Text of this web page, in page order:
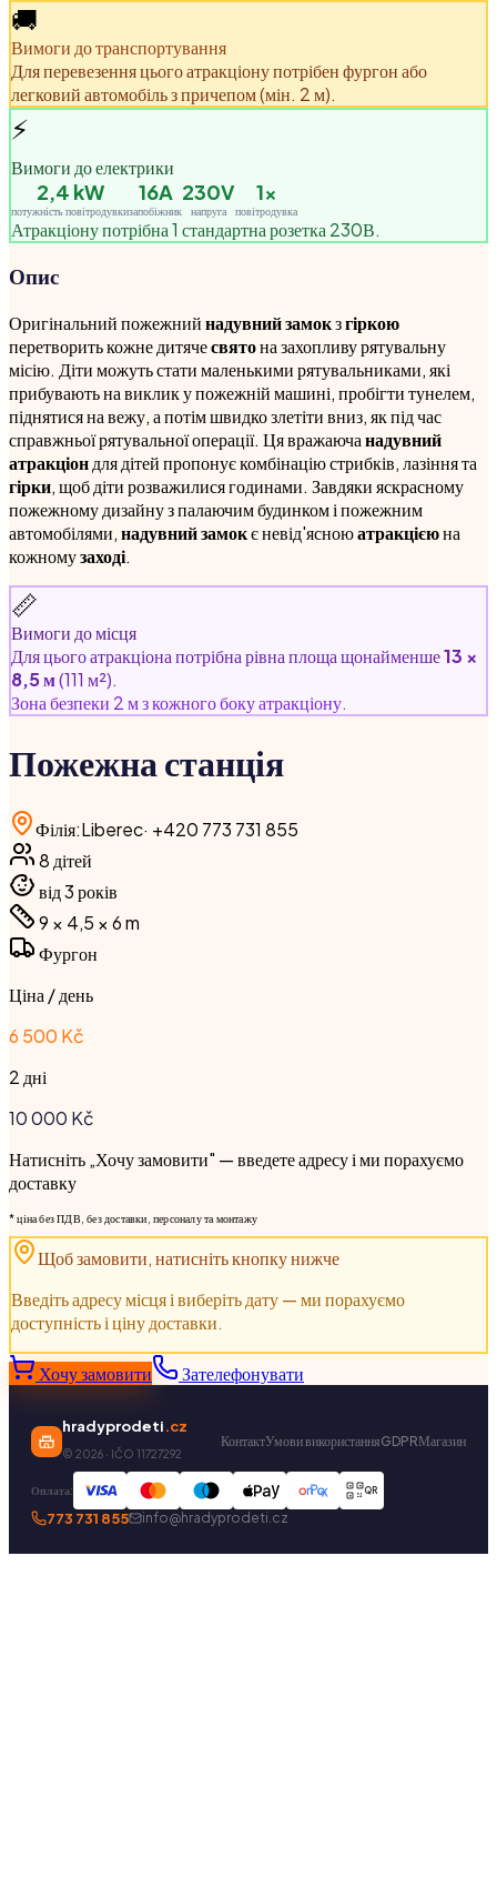
🚚
Вимоги до транспортування
Для перевезення цього атракціону потрібен фургон або
легковий автомобіль з причепом (мін. 2 м).
⚡
Вимоги до електрики
2,4 kW
потужність повітродувки
16A
запобіжник
230V
напруга
1×
повітродувка
Атракціону потрібна 1 стандартна розетка 230В.
Опис
Оригінальний пожежнийнадувний замокзгіркою
перетворить кожне дитячесвятона захопливу рятувальну
місію. Діти можуть стати маленькими рятувальниками, які
прибувають на виклик у пожежній машині, пробігти тунелем,
піднятися на вежу, а потім швидко злетіти вниз, як під час
справжньої рятувальної операції. Ця вражаючанадувний
атракціондля дітей пропонує комбінацію стрибків, лазіння та
гірки, щоб діти розважилися годинами. Завдяки яскрасному
пожежному дизайну з палаючим будинком і пожежним
автомобілями,надувний замокє невід'ясноюатракцієюна
кожномузаході.
📏
Вимоги до місця
Для цього атракціона потрібна рівна площа щонайменше13 ×
8,5 м(111 м²).
Зона безпеки 2 м з кожного боку атракціону.
Пожежна станція
Філія:Liberec· +420 773 731 855
8 дітей
від 3 років
9 × 4,5 × 6m
Фургон
Ціна / день
6 500 Kč
2 дні
10 000 Kč
Натисніть „Хочу замовити" — введете адресу і ми порахуємо
доставку
* ціна без ПДВ, без доставки, персоналу та монтажу
Щоб замовити, натисніть кнопку нижче
Введіть адресу місця і виберіть дату — ми порахуємо
доступність і ціну доставки.
Хочу замовити Зателефонувати
hradyprodeti.cz
© 2026 · IČO 11727292
КонтактУмови використанняGDPRМагазин
Оплата: QR
773 731 855 info@hradyprodeti.cz